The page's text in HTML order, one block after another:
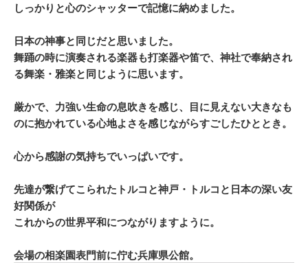
しっかりと心のシャッターで記憶に納めました。
日本の神事と同じだと思いました。
舞踊の時に演奏される楽器も打楽器や笛で、神社で奉納され
る舞楽・雅楽と同じように思います。
厳かで、力強い生命の息吹きを感じ、目に見えない大きなも
のに抱かれている心地よさを感じながらすごしたひととき。
心から感謝の気持ちでいっぱいです。
先達が繋げてこられたトルコと神戸・トルコと日本の深い友
好関係が
これからの世界平和につながりますように。
会場の相楽園表門前に佇む兵庫県公館。